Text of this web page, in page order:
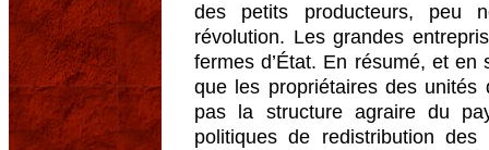
des petits producteurs, peu
révolution. Les grandes
fermes d’État. En résumé, et
que les propriétaires des unités
pas la structure agraire du
politiques de redistribution